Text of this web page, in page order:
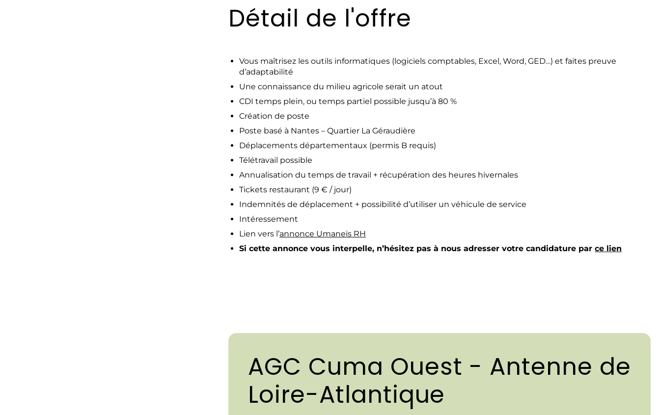
Détail de l'offre
Vous maîtrisez les outils informatiques (logiciels comptables, Excel, Word, GED…) et faites preuve
d’adaptabilité
Une connaissance du milieu agricole serait un atout
CDI temps plein, ou temps partiel possible jusqu’à 80 %
Création de poste
Poste basé à Nantes – Quartier La Géraudière
Déplacements départementaux (permis B requis)
Télétravail possible
Annualisation du temps de travail + récupération des heures hivernales
Tickets restaurant (9 € / jour)
Indemnités de déplacement + possibilité d’utiliser un véhicule de service
Intéressement
Lien vers l’annonce Umaneïs RH
Si cette annonce vous interpelle, n’hésitez pas à nous adresser votre candidature parce lien
AGC Cuma Ouest - Antenne de
Loire-Atlantique